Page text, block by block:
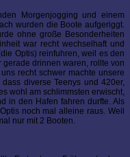
Morgenjogging und einem
wurden die Boote aufgeriggt.
ohne große Besonderheiten
war recht wechselhaft und
Optis) reinfuhren, weil es den
drinnen waren, rollte von
recht schwer machte unsere
diverse Teenys und 420er,
wohl am schlimmsten erwischt,
in den Hafen fahren durfte. Als
noch mal alleine raus. Weil
nur mit 2 Booten.